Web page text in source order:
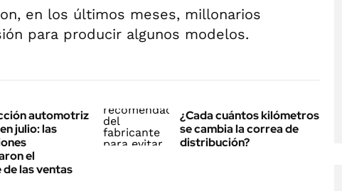
en los últimos meses, millonarios
para producir algunos modelos.
automotriz
julio: las
el
las ventas
¿Cada cuántos kilómetros
se cambia la correa de
distribución?